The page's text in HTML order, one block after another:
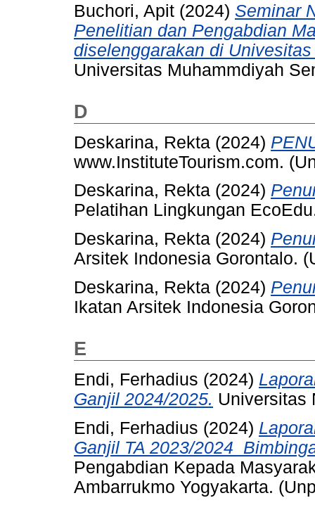
Buchori, Apit (2024) Seminar
Penelitian dan Pengabdian
diselenggarakan di
Universitas Muhammdiyah
D
Deskarina, Rekta (2024)
www.InstituteTourism.com.
Deskarina, Rekta (2024)
Pelatihan Lingkungan
Deskarina, Rekta (2024)
Arsitek Indonesia Gorontalo.
Deskarina, Rekta (2024)
Ikatan Arsitek Indonesia
E
Endi, Ferhadius (2024)
Ganjil 2024/2025. Universitas
Endi, Ferhadius (2024)
Ganjil TA 2023/
Pengabdian Kepada
Ambarrukmo Yogyakarta.